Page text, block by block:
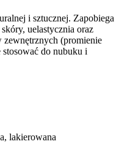
i sztucznej. Zapobiega
uelastycznia oraz
zewnętrznych (promienie
do nubuku i
lakierowana